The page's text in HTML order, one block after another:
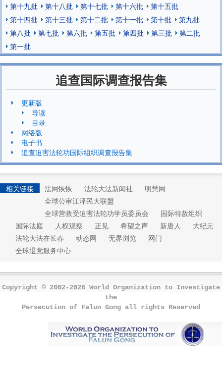
第十九批
第十八批 第十七批 第十六批
第十五批
第十四批
第十三批 第十二批 第十一批 第十批
第九批
第八批
第七批 第六批 第五批 第四批 第三批
第二批
第一批
追查国际调查报告集
更新版
导读
目录
网络版
电子书
追查迫害法轮功国际组织调查报告集
相关链接 法网恢恢 法轮大法新闻社
明慧网
全球公审江泽民大联盟
全球营救受迫害法轮功学员委员会
国际特赦组织
国际法庭
人权观察 正见 希望之声 新唐人
大纪元
法轮大法在长春
动态网 无界浏览
网门
全球退党服务中心
Copyright © 2002-2026 World Organization to Investigate
the
Persecution of Falun Gong all rights Reserved